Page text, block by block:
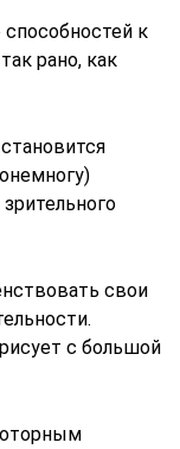
к
рано, как
свои
с большой